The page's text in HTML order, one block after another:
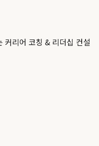
커리어 코칭 & 리더십 컨설